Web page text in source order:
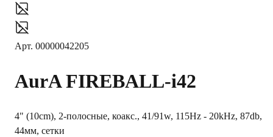
Арт. 00000042205
AurA FIREBALL-i42
4" (10cm), 2-полосные, коакс., 41/91w, 115Hz - 20kHz, 87db,
44мм, сетки